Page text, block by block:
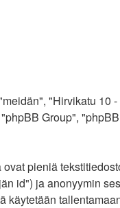
"Hirvikatu 10 -
Group",
pieniä
id") ja anonyymin
käytetään